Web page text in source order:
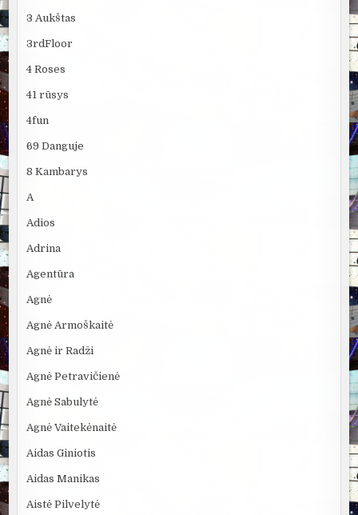
3 Aukštas
3rdFloor
4 Roses
41 rūsys
4fun
69 Danguje
8 Kambarys
A
Adios
Adrina
Agentūra
Agnė
Agnė Armoškaitė
Agnė ir Radži
Agnė Petravičienė
Agnė Sabulytė
Agnė Vaitekėnaitė
Aidas Giniotis
Aidas Manikas
Aistė Pilvelytė